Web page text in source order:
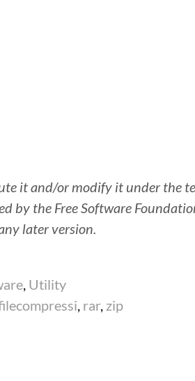
it and/or modify it under the
by the Free Software
later version.
, Utility
, rar, zip